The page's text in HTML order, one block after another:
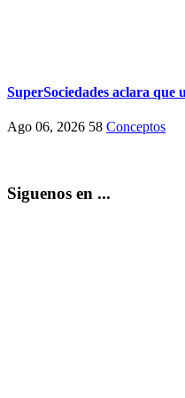
SuperSociedades aclara que
Ago 06, 2026 58 Conceptos
Siguenos en ...